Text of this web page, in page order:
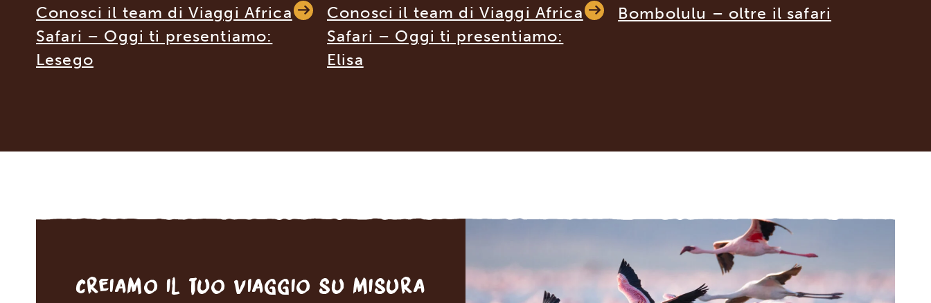
Conosci il team di Viaggi Africa
Safari – Oggi ti presentiamo:
Lesego
Conosci il team di Viaggi Africa
Safari – Oggi ti presentiamo:
Elisa
Bombolulu – oltre il safari
Creiamo il tuo viaggio su misura